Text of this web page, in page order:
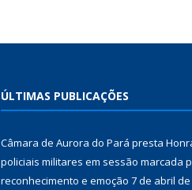
ÚLTIMAS PUBLICAÇÕES
Câmara de Aurora do Pará presta
policiais militares em sessão marcada
reconhecimento e emoção 7 de abril de